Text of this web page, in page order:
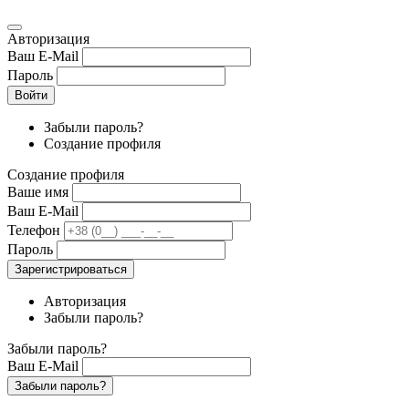
Авторизация
Ваш E-Mail
Пароль
Войти
Забыли пароль?
Создание профиля
Создание профиля
Ваше имя
Ваш E-Mail
Телефон
Пароль
Зарегистрироваться
Авторизация
Забыли пароль?
Забыли пароль?
Ваш E-Mail
Забыли пароль?